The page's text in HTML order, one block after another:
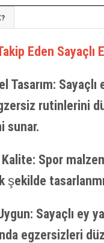
Eden Sayaçlı
Tasarım:
rutinlerini
sunar.
Kalite: Spor
şekilde
Sayaçlı ey
egzersizleri